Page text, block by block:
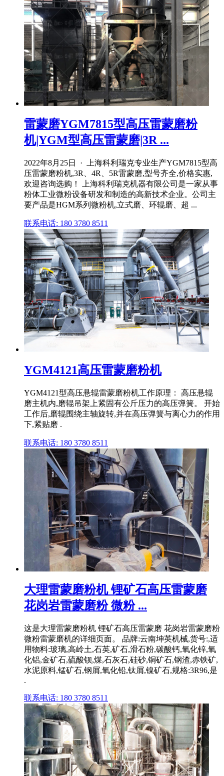
雷蒙磨YGM7815型高压雷蒙磨粉
机|YGM型高压雷蒙磨|3R ...
2022年8月25日 · 上海科利瑞克专业生产YGM7815型高
压雷蒙磨粉机,3R、4R、5R雷蒙磨,型号齐全,价格实惠,
欢迎咨询选购！ 上海科利瑞克机器有限公司是一家从事
粉体工业微粉设备研发和制造的高新技术企业。公司主
要产品是HGM系列微粉机,立式磨、环辊磨、超 ...
联系电话: 180 3780 8511
YGM4121高压雷蒙磨粉机
YGM4121型高压悬辊雷蒙磨粉机工作原理： 高压悬辊
磨主机内,磨辊吊架上紧固有公斤压力的高压弹簧。 开始
工作后,磨辊围绕主轴旋转,并在高压弹簧与离心力的作用
下,紧贴磨 .
联系电话: 180 3780 8511
大理雷蒙磨粉机 锂矿石高压雷蒙磨
花岗岩雷蒙磨粉 微粉 ...
这是大理雷蒙磨粉机 锂矿石高压雷蒙磨 花岗岩雷蒙磨粉
微粉雷蒙磨机的详细页面。 品牌:云南坤英机械,货号:,适
用物料:玻璃,高岭土,石英,矿石,滑石粉,碳酸钙,氧化锌,氧
化铝,金矿石,硫酸钡,煤,石灰石,硅砂,铜矿石,钢渣,赤铁矿,
水泥原料,锰矿石,钢屑,氧化铅,钛屑,镍矿石,规格:3R96,是
.
联系电话: 180 3780 8511